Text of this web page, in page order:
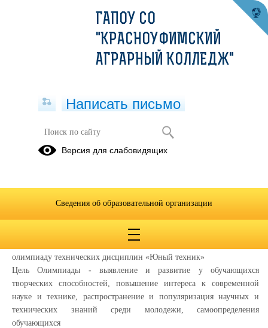
Юный техник
УВАЖАЕМЫЕ КОЛЛЕГИ!
ГАПОУ СО "Красноуфимский аграрный колледж" проводит
олимпиаду технических дисциплин «Юный техник»
Цель Олимпиады - выявление и развитие у обучающихся
творческих способностей, повышение интереса к современной
науке и технике, распространение и популяризация научных и
технических знаний среди молодежи, самоопределения
обучающихся
ГАПОУ СО
"КРАСНОУФИМСКИЙ
АГРАРНЫЙ КОЛЛЕДЖ"
Написать письмо
Версия для слабовидящих
Сведения об образовательной организации